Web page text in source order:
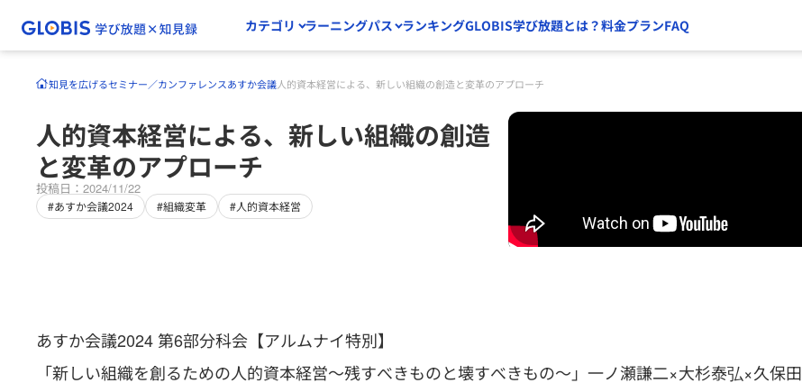
カテゴリ ラーニングパス ランキングGLOBIS学び放題とは？料金プランFAQ
知見を広げるセミナー／カンファレンスあすか会議人的資本経営による、新しい組織の創造と変革のアプローチ
人的資本経営による、新しい組織の創造
と変革のアプローチ
投稿日：2024/11/22
#あすか会議2024 #組織変革 #人的資本経営
あすか会議2024 第6部分科会【アルムナイ特別】
「新しい組織を創るための人的資本経営～残すべきものと壊すべきもの～」一ノ瀬謙二×大杉泰弘×久保田